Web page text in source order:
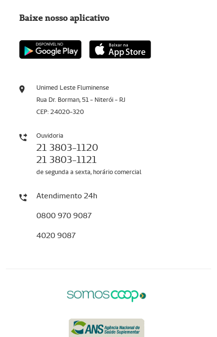
Unimed Leste Fluminense
Rua Dr. Borman, 51 - Niterói - RJ
CEP: 24020-320
Ouvidoria
21 3803-1120
21 3803-1121
de segunda a sexta, horário comercial
Atendimento 24h
0800 970 9087
4020 9087
Baixe nosso aplicativo